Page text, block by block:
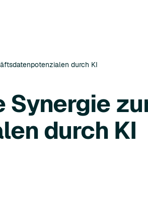
durch KI
Synergie
durch KI